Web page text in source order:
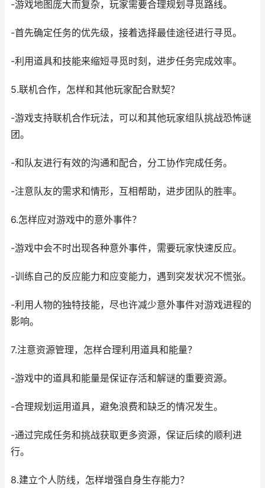
-游戏地图庞大而复杂，玩家需要合理规划寻觅路线。
-首先确定任务的优先级，接着选择最佳途径进行寻觅。
-利用道具和技能来缩短寻觅时刻，进步任务完成效率。
5.联机合作，怎样和其他玩家配合默契？
-游戏支持联机合作玩法，可以和其他玩家组队挑战恐怖谜
团。
-和队友进行有效的沟通和配合，分工协作完成任务。
-注意队友的需求和情形，互相帮助，进步团队的胜率。
6.怎样应对游戏中的意外事件？
-游戏中会不时出现各种意外事件，需要玩家快速反应。
-训练自己的反应能力和应变能力，遇到突发状况不慌张。
-利用人物的独特技能，尽也许减少意外事件对游戏进程的
影响。
7.注意资源管理，怎样合理利用道具和能量？
-游戏中的道具和能量是保证存活和解谜的重要资源。
-合理规划运用道具，避免浪费和缺乏的情况发生。
-通过完成任务和挑战获取更多资源，保证后续的顺利进
行。
8.建立个人防线，怎样增强自身生存能力？